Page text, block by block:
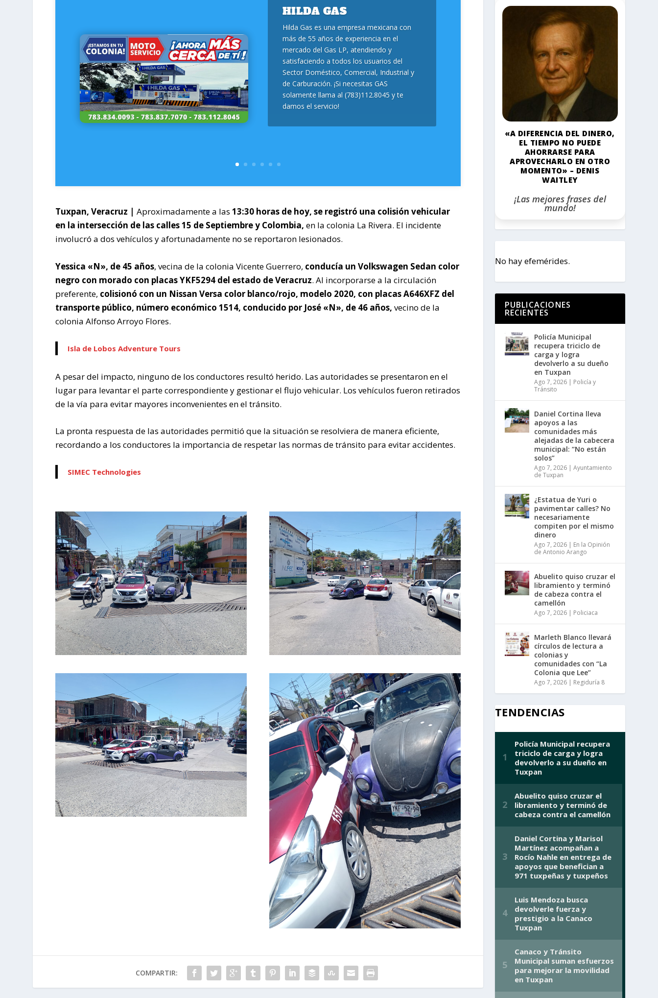
HILDA GAS
Hilda Gas es una empresa mexicana con
más de 55 años de experiencia en el
mercado del Gas LP, atendiendo y
satisfaciendo a todos los usuarios del
Sector Doméstico, Comercial, Industrial y
de Carburación. ¡Si necesitas GAS
solamente llama al (783)112.8045 y te
damos el servicio!
Tuxpan, Veracruz | Aproximadamente a las 13:30 horas de hoy, se registró una colisión vehicular
en la intersección de las calles 15 de Septiembre y Colombia, en la colonia La Rivera. El incidente
involucró a dos vehículos y afortunadamente no se reportaron lesionados.
Yessica «N», de 45 años, vecina de la colonia Vicente Guerrero, conducía un Volkswagen Sedan color
negro con morado con placas YKF5294 del estado de Veracruz. Al incorporarse a la circulación
preferente, colisionó con un Nissan Versa color blanco/rojo, modelo 2020, con placas A646XFZ del
transporte público, número económico 1514, conducido por José «N», de 46 años, vecino de la
colonia Alfonso Arroyo Flores.
Isla de Lobos Adventure Tours
A pesar del impacto, ninguno de los conductores resultó herido. Las autoridades se presentaron en el
lugar para levantar el parte correspondiente y gestionar el flujo vehicular. Los vehículos fueron retirados
de la vía para evitar mayores inconvenientes en el tránsito.
La pronta respuesta de las autoridades permitió que la situación se resolviera de manera eficiente,
recordando a los conductores la importancia de respetar las normas de tránsito para evitar accidentes.
SIMEC Technologies
COMPARTIR:
«A DIFERENCIA DEL DINERO,
EL TIEMPO NO PUEDE
AHORRARSE PARA
APROVECHARLO EN OTRO
MOMENTO» – DENIS
WAITLEY
¡Las mejores frases del
mundo!
No hay efemérides.
PUBLICACIONES
RECIENTES
Policía Municipal
recupera triciclo de
carga y logra
devolverlo a su dueño
en Tuxpan
Ago 7, 2026| Policía y
Tránsito
Daniel Cortina lleva
apoyos a las
comunidades más
alejadas de la cabecera
municipal: “No están
solos”
Ago 7, 2026| Ayuntamiento
de Tuxpan
¿Estatua de Yuri o
pavimentar calles? No
necesariamente
compiten por el mismo
dinero
Ago 7, 2026| En la Opinión
de Antonio Arango
Abuelito quiso cruzar el
libramiento y terminó
de cabeza contra el
camellón
Ago 7, 2026| Policiaca
Marleth Blanco llevará
círculos de lectura a
colonias y
comunidades con “La
Colonia que Lee”
Ago 7, 2026| Regiduría 8
TENDENCIAS